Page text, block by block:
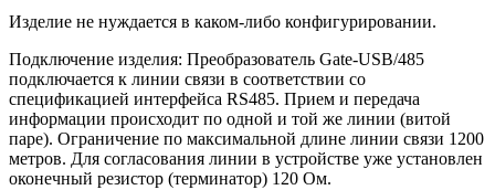
Изделие не нуждается в каком-либо конфигурировании.
Подключение изделия: Преобразователь Gate-USB/485
подключается к линии связи в соответствии со
спецификацией интерфейса RS485. Прием и передача
информации происходит по одной и той же линии (витой
паре). Ограничение по максимальной длине линии связи 1200
метров. Для согласования линии в устройстве уже установлен
оконечный резистор (терминатор) 120 Ом.